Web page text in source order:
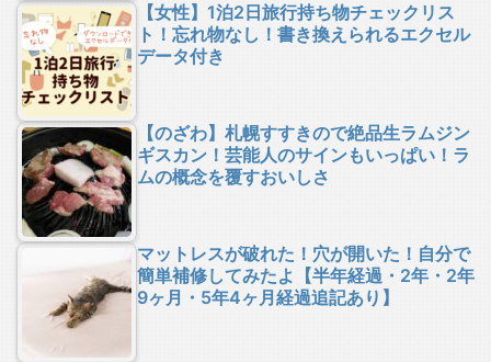
【女性】1泊2日旅行持ち物チェックリス
ト！忘れ物なし！書き換えられるエクセル
データ付き
【のざわ】札幌すすきので絶品生ラムジン
ギスカン！芸能人のサインもいっぱい！ラ
ムの概念を覆すおいしさ
マットレスが破れた！穴が開いた！自分で
簡単補修してみたよ【半年経過・2年・2年
9ヶ月・5年4ヶ月経過追記あり】